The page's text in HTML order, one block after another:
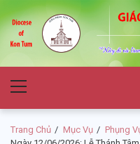
to
navigation
to
content
Menu
Trang Chủ Mục Vụ
Phụng